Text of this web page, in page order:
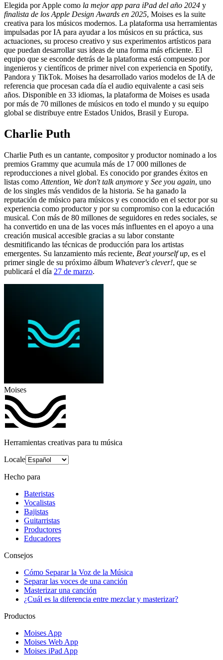
Elegida por Apple como la mejor app para iPad del año 2024 y
finalista de los Apple Design Awards en 2025, Moises es la suite
creativa para los músicos modernos. La plataforma usa herramientas
impulsadas por IA para ayudar a los músicos en su práctica, sus
actuaciones, su proceso creativo y sus experimentos artísticos para
que puedan desarrollar sus ideas de una forma más eficiente. El
equipo que se esconde detrás de la plataforma está compuesto por
ingenieros y científicos de primer nivel con experiencia en Spotify,
Pandora y TikTok. Moises ha desarrollado varios modelos de IA de
referencia que procesan cada día el audio equivalente a casi seis
años. Disponible en 33 idiomas, la plataforma de Moises es usada
por más de 70 millones de músicos en todo el mundo y su equipo
global se distribuye entre Estados Unidos, Brasil y Europa.
Charlie Puth
Charlie Puth es un cantante, compositor y productor nominado a los
premios Grammy que acumula más de 17 000 millones de
reproducciones a nivel global. Es conocido por grandes éxitos en
listas como Attention, We don't talk anymore y See you again, uno
de los singles más vendidos de la historia. Se ha ganado la
reputación de músico para músicos y es conocido en el sector por su
experiencia como productor y por su compromiso con la educación
musical. Con más de 80 millones de seguidores en redes sociales, se
ha convertido en una de las voces más influentes en el apoyo a una
creación musical accesible gracias a su labor constante
desmitificando las técnicas de producción para los artistas
emergentes. Su lanzamiento más reciente, Beat yourself up, es el
primer single de su próximo álbum Whatever's clever!, que se
publicará el día 27 de marzo.
Moises
Herramientas creativas para tu música
Locale
Hecho para
Bateristas
Vocalistas
Bajistas
Guitarristas
Productores
Educadores
Consejos
Cómo Separar la Voz de la Música
Separar las voces de una canción
Masterizar una canción
¿Cuál es la diferencia entre mezclar y masterizar?
Productos
Moises App
Moises Web App
Moises iPad App